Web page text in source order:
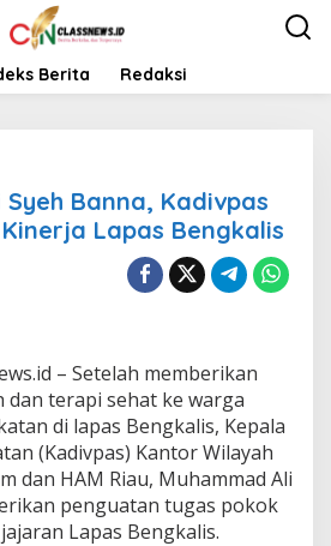
Berita Redaksi
Banna, Kadivpas
Lapas Bengkalis
– Setelah memberikan
dan terapi sehat ke warga
di lapas Bengkalis, Kepala
(Kadivpas) Kantor Wilayah
dan HAM Riau, Muhammad Ali
penguatan tugas pokok
Lapas Bengkalis.